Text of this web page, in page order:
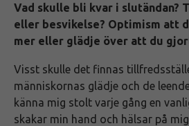
Vad skulle bli kvar i slutändan?
eller besvikelse? Optimism att
mer eller glädje över att du
Visst skulle det finnas
människornas glädje och de
känna mig stolt varje gång en
skakar min hand och hälsar på